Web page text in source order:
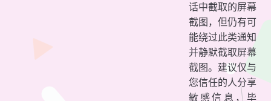
话中截取的屏幕
截图，但仍有可
能绕过此类通知
并静默截取屏幕
截图。建议仅与
您信任的人分享
敏感信息，毕